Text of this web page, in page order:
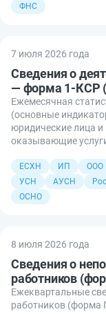
ФНС
7 июля 2026 года
Сведения о
— форма 1-КСР
Ежемесячная
(основные
юридические лица
оказывающие
ЕСХН ИП ООО
УСН
АУСН
ОСНО
8 июля 2026 года
Сведения о
работников
Ежеквартальные
работников (форма